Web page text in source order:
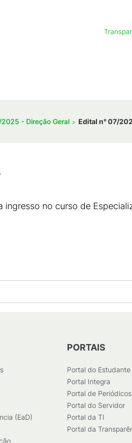
2025 - Direção Geral Edital n° 07/
no curso de
(EaD)
PORTAIS
Portal do Estudante
Portal Integra
Portal de Periódicos
Portal do Servidor
Portal da TI
Portal da